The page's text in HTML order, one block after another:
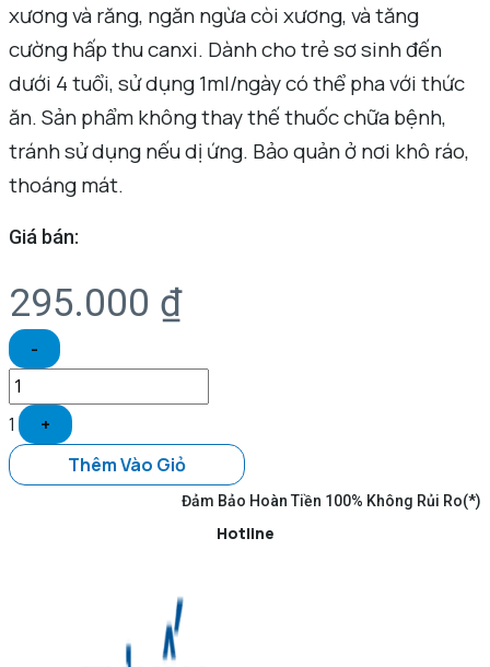
xương và răng, ngăn ngừa còi xương, và tăng
cường hấp thu canxi. Dành cho trẻ sơ sinh đến
dưới 4 tuổi, sử dụng 1ml/ngày có thể pha với thức
ăn. Sản phẩm không thay thế thuốc chữa bệnh,
tránh sử dụng nếu dị ứng. Bảo quản ở nơi khô ráo,
thoáng mát.
Giá bán:
295.000 ₫
-
1
+
Thêm Vào Giỏ
Đảm Bảo Hoàn Tiền 100% Không Rủi Ro(*)
Hotline